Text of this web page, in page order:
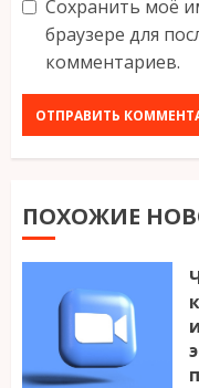
Сохранить моё
браузере для
комментариев.
ПОХОЖИЕ